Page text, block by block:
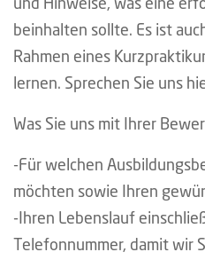
beinhalten sollte. Es ist
Rahmen eines
lernen. Sprechen Sie uns
Was Sie uns mit Ihrer
-Für welchen
möchten sowie Ihren
-Ihren Lebenslauf
Telefonnummer, damit wir